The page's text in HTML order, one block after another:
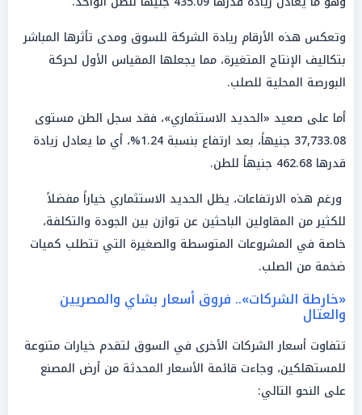
وتعكس هذه الأرقام ريادة الشركة للسوق ومدى تأثرها المباشر
بتكاليف الإنتاج المتغيرة، مما يجعلها المقياس الأول لحركة
البورصة المحلية للصلب.
أما على صعيد «الحديد الاستثماري»، فقد سجل الطن مستوى
37,733.08 جنيهاً، بعد ارتفاع بنسبة 1.24%، أي ما يعادل زيادة
قدرها 462.68 جنيهاً للطن.
ورغم هذه الارتفاعات، يظل الحديد الاستثماري خياراً مفضلاً
للكثير من المقاولين الباحثين عن توازن بين الجودة والتكلفة،
خاصة في المشروعات المتوسطة والصغيرة التي تتطلب كميات
ضخمة من الصلب.
«خارطة الشركات».. فروق أسعار بشاي والمصريين
والعتال
تتفاوت أسعار الشركات الأخرى في السوق لتقدم خيارات متنوعة
للمستهلكين، وجاءت قائمة الأسعار المحدثة من أرض المصنع
على النحو التالي: